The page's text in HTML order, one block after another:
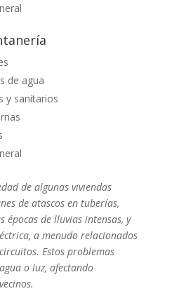
de agua
y sanitarios
de algunas viviendas
de atascos en tuberías,
épocas de lluvias intensas, y
a menudo relacionados
Estos problemas
o luz, afectando